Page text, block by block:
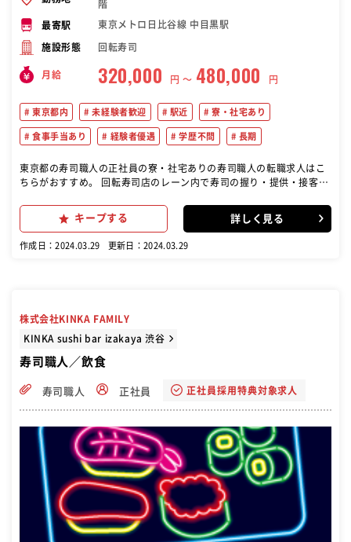
階
最寄駅 東京メトロ日比谷線 中目黒駅
施設形態 回転寿司
月給 320,000 円 〜 480,000 円
東京都内 未経験者歓迎 駅近 寮・社宅あり
食事手当あり 経験者優遇 学歴不問 長期
東京都の寿司職人の正社員の寮・社宅ありの寿司職人の転職求人はこ
ちらがおすすめ。 回転寿司店のレーン内で寿司の握り・提供・接客を
めとした食材の仕込み作業を行っていただき、営業中はレーン内に立
ち、明るい笑顔でお客様を迎えてください。 また経験の浅いスタッフ
前が定期的にマイクでおすすめ商品をアピールします！
キープする 詳しく見る
作成日：2024.03.29 更新日：2024.03.29
株式会社KINKA FAMILY
KINKA sushi bar izakaya 渋谷
寿司職人／飲食
寿司職人 正社員 正社員採用特典対象求人